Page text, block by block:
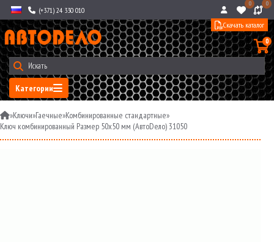
(+371) 24 330 010
0 0
Категории
0
Скачать каталог
»Ключи»Гаечные»Комбинированные стандартные»
Ключ комбинированный Размер 50x50 мм (АвтоDело) 31050